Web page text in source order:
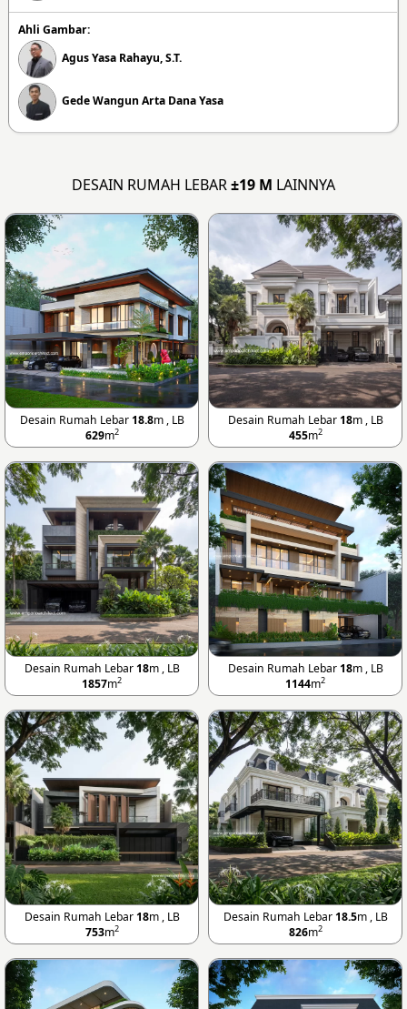
Ahli Gambar:
Agus Yasa Rahayu, S.T.
Gede Wangun Arta Dana Yasa
DESAIN RUMAH LEBAR±19 M LAINNYA
Desain Rumah Lebar 18.8m , LB
629m2
Desain Rumah Lebar 18m , LB
455m2
Desain Rumah Lebar 18m , LB
1857m2
Desain Rumah Lebar 18m , LB
1144m2
Desain Rumah Lebar 18m , LB
753m2
Desain Rumah Lebar 18.5m , LB
826m2